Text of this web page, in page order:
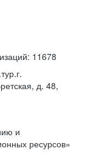
11678
д. 48,
и
ресурсов»